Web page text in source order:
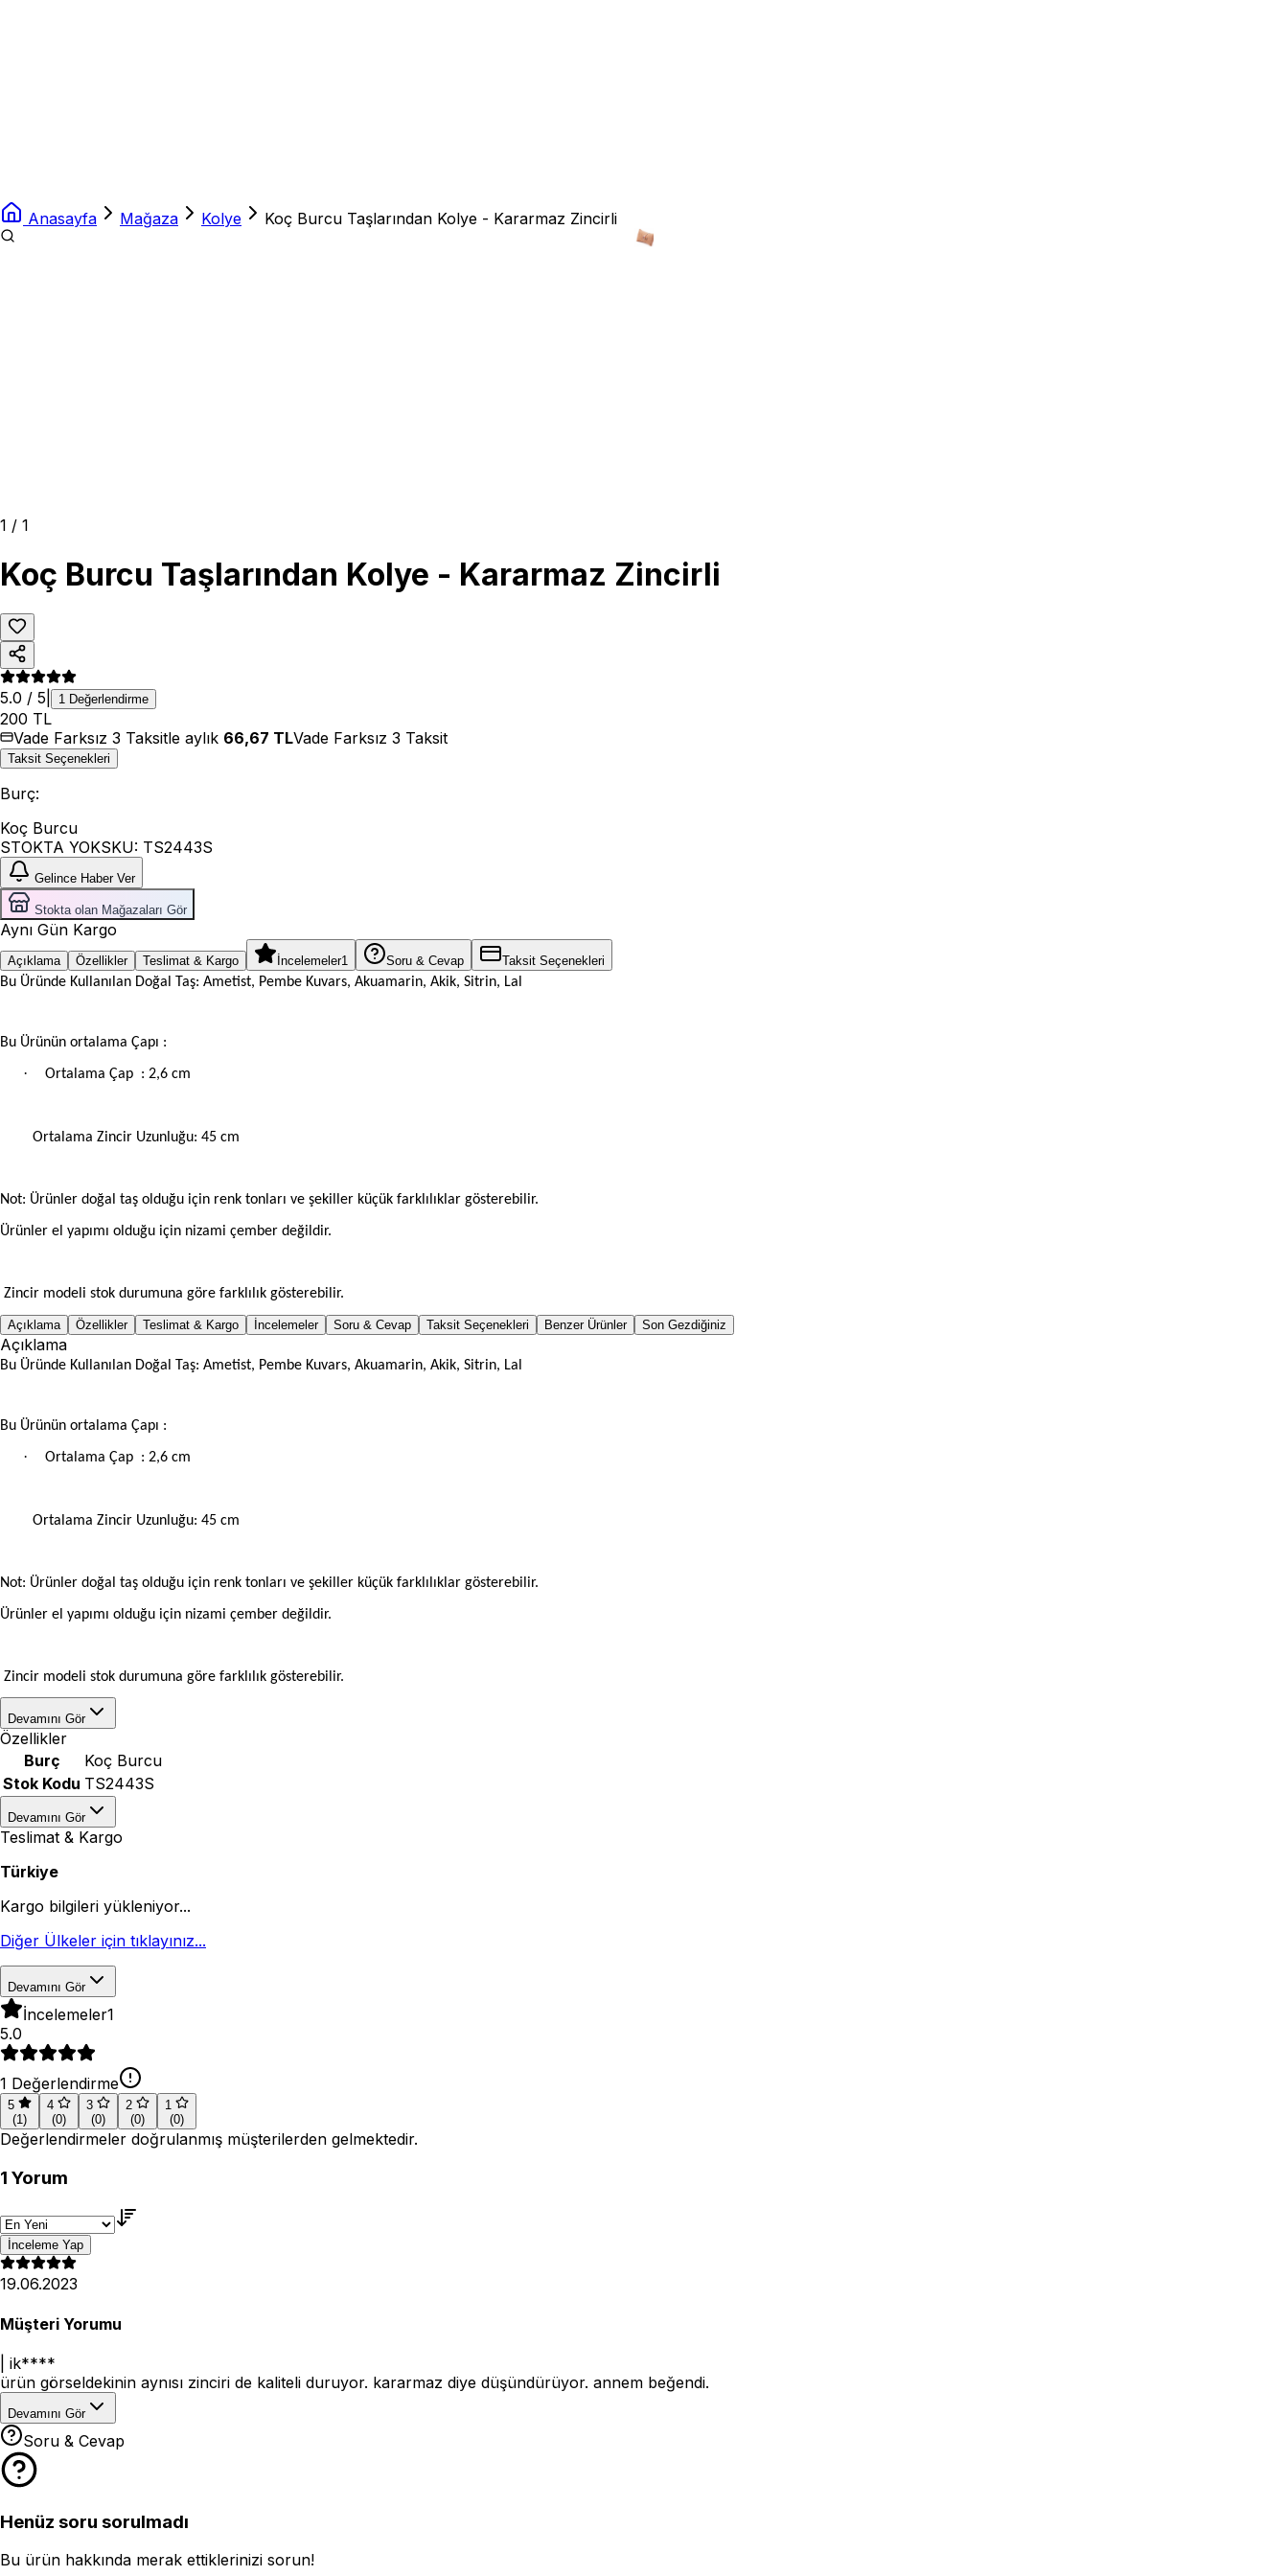
Anasayfa Mağaza Kolye Koç Burcu Taşlarından Kolye - Kararmaz Zincirli
1 / 1
Koç Burcu Taşlarından Kolye - Kararmaz Zincirli
5.0 / 5 1 Değerlendirme
200 TL
Vade Farksız 3 Taksitle aylık 66,67 TLVade Farksız 3 Taksit
Taksit Seçenekleri
Burç:
Koç Burcu
STOKTA YOKSKU: TS2443S
Gelince Haber Ver
Stokta olan Mağazaları Gör
Aynı Gün Kargo
Açıklama Özellikler Teslimat & Kargo İncelemeler1 Soru & Cevap Taksit Seçenekleri
Bu Üründe Kullanılan Doğal Taş: Ametist, Pembe Kuvars, Akuamarin, Akik, Sitrin, Lal
Bu Ürünün ortalama Çapı :
· Ortalama Çap : 2,6 cm
Ortalama Zincir Uzunluğu: 45 cm
Not: Ürünler doğal taş olduğu için renk tonları ve şekiller küçük farklılıklar gösterebilir.
Ürünler el yapımı olduğu için nizami çember değildir.
Zincir modeli stok durumuna göre farklılık gösterebilir.
Açıklama Özellikler Teslimat & Kargo İncelemeler Soru & Cevap Taksit Seçenekleri Benzer Ürünler Son Gezdiğiniz
Açıklama
Bu Üründe Kullanılan Doğal Taş: Ametist, Pembe Kuvars, Akuamarin, Akik, Sitrin, Lal
Bu Ürünün ortalama Çapı :
· Ortalama Çap : 2,6 cm
Ortalama Zincir Uzunluğu: 45 cm
Not: Ürünler doğal taş olduğu için renk tonları ve şekiller küçük farklılıklar gösterebilir.
Ürünler el yapımı olduğu için nizami çember değildir.
Zincir modeli stok durumuna göre farklılık gösterebilir.
Devamını Gör
Özellikler
Burç
Koç Burcu
Stok Kodu TS2443S
Devamını Gör
Teslimat & Kargo
Türkiye
Kargo bilgileri yükleniyor...
Diğer Ülkeler için tıklayınız...
Devamını Gör
İncelemeler1
5.0
1 Değerlendirme
5
(1 )
4
(0)
3
(0)
2
(0)
1
(0)
Değerlendirmeler doğrulanmış müşterilerden gelmektedir.
1 Yorum
İnceleme Yap
19.06.2023
Müşteri Yorumu
ik****
ürün görseldekinin aynısı zinciri de kaliteli duruyor. kararmaz diye düşündürüyor. annem beğendi.
Devamını Gör
Soru & Cevap
Henüz soru sorulmadı
Bu ürün hakkında merak ettiklerinizi sorun!